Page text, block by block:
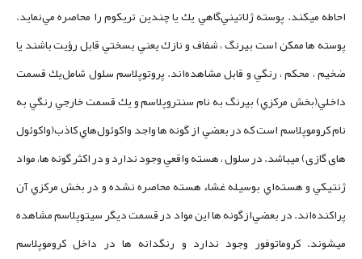
احاطه‌ مي­كند. پوسته‌ ژلاتيني‌گاهي‌ يك‌ يا چندين‌ تريكوم‌ را محاصره‌ مي‌نمايد.
پوسته‌ ها ممكن‌ است‌ بيرنگ‌ ، شفاف‌ و نازك‌ يعني‌ بسختي‌ قابل ‌رؤيت ‌باشند يا
ضخيم‌ ، محكم‌ ، رنگي ‌و قابل‌ مشاهده‌اند. پروتوپلاسم ‌سلول‌ شامل‌يك‌ قسمت‌
داخلي‌(بخش‌ مركزي) بيرنگ‌ به نام‌ سنتروپلاسم‌ و يك‌ قسمت‌ خارجي‌ رنگي‌ به
نام‌ كروموپلاسم‌ است‌ كه‌ در بعضي‌ از گونه‌ ها واجد واكوئول‌هاي‌ كاذب(واکوئول
های گازی)‌ ميباشد. در سلول‌ ، هسته‌ واقعي‌ وجود ندارد و در اكثر گونه‌ ها، مواد
ژنتيكي‌ و هسته‌اي‌ بوسيله‌ غشاء هسته ‌محاصره‌ نشده و در بخش‌ مركزي‌ آن‌
پراكنده‌اند. در بعضي‌ازگونه‌ ها اين‌ مواد در قسمت‌ ديگر سيتوپلاسم‌ مشاهده
‌ميشوند. كروماتوفور وجود ندارد و رنگدانه‌ ها در داخل‌ كروموپلاسم‌